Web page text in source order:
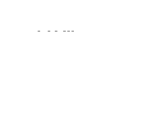
- - - ---